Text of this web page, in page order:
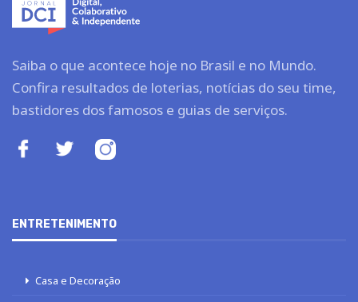
Saiba o que acontece hoje no Brasil e no Mundo.
Confira resultados de loterias, notícias do seu time,
bastidores dos famosos e guias de serviços.
ENTRETENIMENTO
Casa e Decoração